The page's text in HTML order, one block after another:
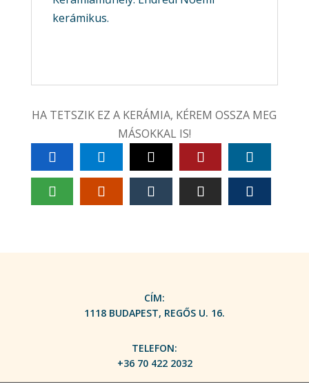
HA TETSZIK EZ A KERÁMIA, KÉREM OSSZA MEG
MÁSOKKAL IS!
CÍM:
1118 BUDAPEST, REGŐS U. 16.
TELEFON:
+36 70 422 2032